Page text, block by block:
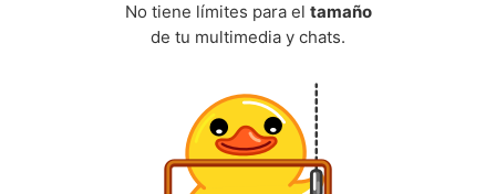
No tiene límites para el tamaño
de tu multimedia y chats.